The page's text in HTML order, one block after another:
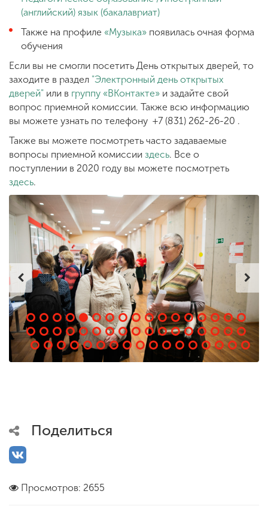
(английский) язык (бакалавриат)
Также на профиле «Музыка» появилась очная форма
обучения
Если вы не смогли посетить День открытых дверей, то
заходите в раздел "Электронный день открытых
дверей" или в группу «ВКонтакте» и задайте свой
вопрос приемной комиссии. Также всю информацию
вы можете узнать по телефону +7 (831) 262-26-20 .
Также вы можете посмотреть часто задаваемые
вопросы приемной комиссии здесь. Все о
поступлении в 2020 году вы можете посмотреть
здесь.
Поделиться
Просмотров: 2655